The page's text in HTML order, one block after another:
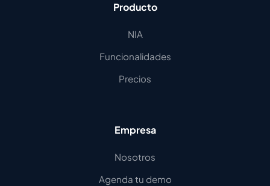
Producto
NIA
Funcionalidades
Precios
Empresa
Nosotros
Agenda tu demo